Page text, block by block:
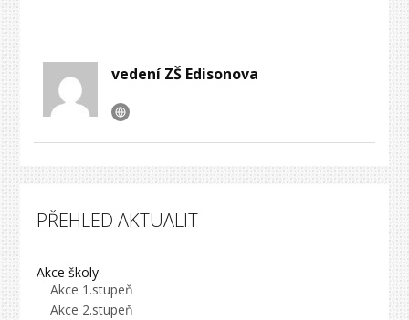
vedení ZŠ Edisonova
PŘEHLED AKTUALIT
Akce školy
Akce 1.stupeň
Akce 2.stupeň